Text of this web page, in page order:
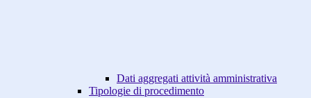
Dati aggregati attività amministrativa
Tipologie di procedimento